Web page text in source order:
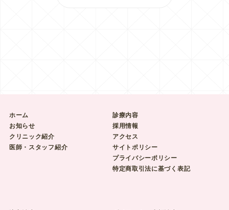
ホーム
お知らせ
クリニック紹介
医師・スタッフ紹介
診療内容
採用情報
アクセス
サイトポリシー
プライバシーポリシー
特定商取引法に基づく表記